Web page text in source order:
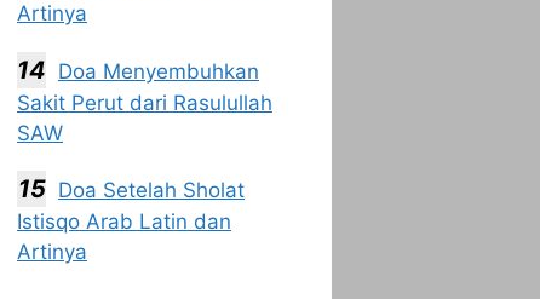
Artinya
Doa Menyembuhkan
Sakit Perut dari Rasulullah
SAW
Doa Setelah Sholat
Istisqo Arab Latin dan
Artinya